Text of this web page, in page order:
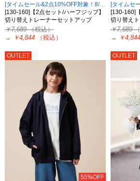
[タイムセール&2点10%OFF対象！8/17 8:59まで]
[130-160]【2点セット/ハーフジップ】
切り替えトレーナーセットアップ
￥7,689（税込）
→
￥4,844 （税込）
[130-160]
切り替え
￥7,689
→
￥4,844
OUTLET
55%OFF
OUTLET